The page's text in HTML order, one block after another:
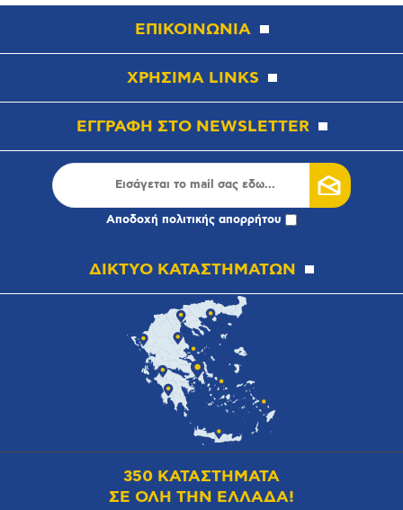
ΕΠΙΚΟΙΝΩΝΙΑ
ΧΡΗΣΙΜΑ LINKS
ΕΓΓΡΑΦΗ ΣΤΟ NEWSLETTER
Αποδοχή πολιτικής απορρήτου
ΔΙΚΤΥΟ ΚΑΤΑΣΤΗΜΑΤΩΝ
350 ΚΑΤΑΣΤΗΜΑΤΑ
ΣΕ ΟΛΗ ΤΗΝ ΕΛΛΑΔΑ!